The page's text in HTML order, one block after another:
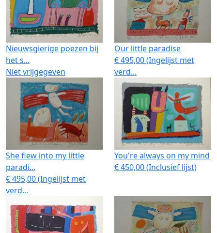
Nieuwsgierige poezen bij
het s...
Niet vrijgegeven
Our little paradise
€ 495,00 (Ingelijst met
verd...
She flew into my little
paradi...
€ 495,00 (Ingelijst met
verd...
You're always on my mind
€ 450,00 (Inclusief lijst)